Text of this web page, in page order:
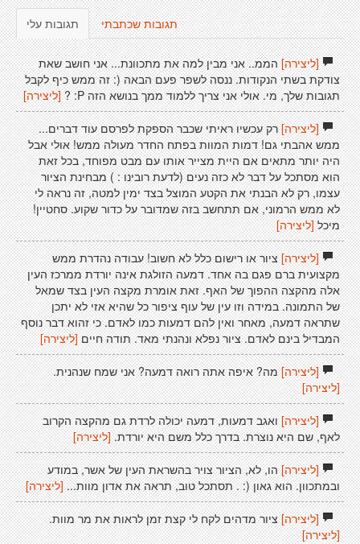
תגובות עלי תגובות שכתבתי
[ליצירה]הממ.. אני מבין למה את מתכוונת... אני חושב שאת
צודקת בשתי הנקודות. ננסה לשפר פעם הבאה (: זה ממש כיף לקבל
תגובות שלך, מי. אולי אני צריך ללמוד ממך בנושא הזה P: ?
[ליצירה]
[ליצירה]רק עכשיו ראיתי שכבר הספקת לפרסם עוד דברים...
ממש אהבתי גם! דמות המוות בפתח החדר מעולה ממש! אולי אבל
היה יותר מתאים אם היית מצייר אותו עם מבט מפוחד, בכל זאת
הוא מסתכל על דבר לא כזה נעים (לדעת רובינו : ) מבחינת הציור
עצמו, רק לא הבנתי את הקטע המוצל בצד ימין למטה, זה נראה לי
לא ממש הרמוני, אם תתחשב בזה שמדובר על כדור שקוע. סחטיין!
מיכל [ליצירה]
[ליצירה]ציור או רישום כלל לא חשוב! עבודה נהדרת ממש
מקצועית ברם פגם בה אחד. דמעה הזולגת אינה יורדת ממרכז העין
אלה מהקצה ההפוך של האף. זאת אומרת מקצה העין בצד שמאל
של התמונה. במידה וזו עין של עוף ציפור כל שהיא אזי לא יתכן
שתראה דמעה, מאחר ואין להם דמעות כמו לאדם. כי זהוא דבר נוסף
המבדיל בינם לאדם. ציור נפלא ונהנתי מאד. תודה חיים[ליצירה]
[ליצירה]מה? איפה אתה רואה דמעה? אני שמח שנהנית.
[ליצירה]
[ליצירה]ואגב דמעות, דמעה יכולה לרדת גם מהקצה הקרוב
לאף, שם היא נוצרת. בדרך כלל משם היא יורדת. [ליצירה]
[ליצירה]הו, לא, הציור צויר בהשראת העין של אשר, במודע
ובמתכוון. הוא גאון (: . תסתכל טוב, תראה את אדון מוות... [ליצירה]
[ליצירה]ציור מדהים לקח לי קצת זמן לראות את מר מוות.
[ליצירה]